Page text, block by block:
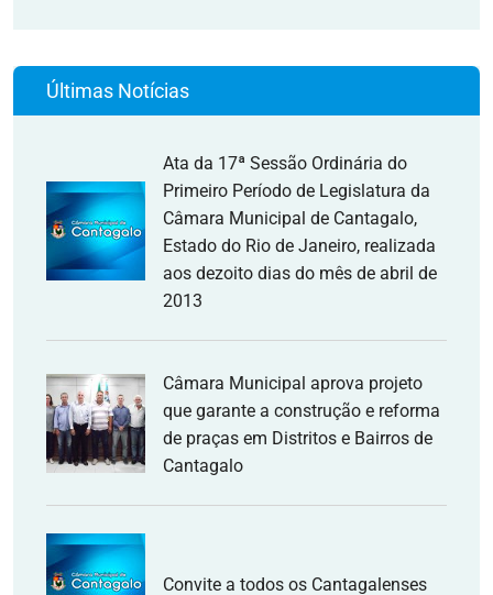
Últimas Notícias
Ata da 17ª Sessão Ordinária do
Primeiro Período de Legislatura da
Câmara Municipal de Cantagalo,
Estado do Rio de Janeiro, realizada
aos dezoito dias do mês de abril de
2013
Câmara Municipal aprova projeto
que garante a construção e reforma
de praças em Distritos e Bairros de
Cantagalo
Convite a todos os Cantagalenses